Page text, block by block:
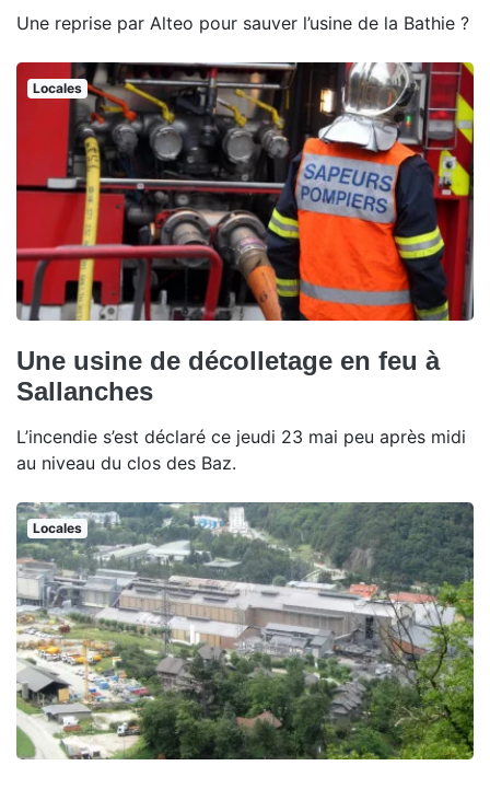
Une reprise par Alteo pour sauver l’usine de la Bathie ?
Locales
Une usine de décolletage en feu à
Sallanches
L’incendie s’est déclaré ce jeudi 23 mai peu après midi
au niveau du clos des Baz.
Locales